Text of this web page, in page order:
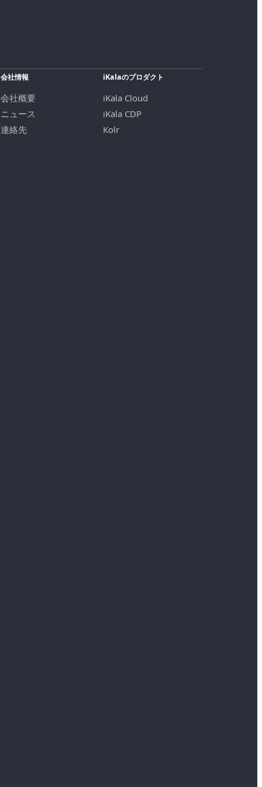
会社情報
会社概要
ニュース
連絡先
iKalaのプロダクト
iKala Cloud
iKala CDP
Kolr